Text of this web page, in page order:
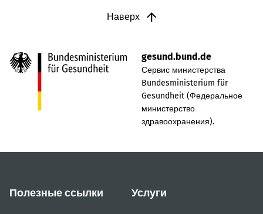
Наверх
gesund.bund.de
Сервис министерства
Bundesministerium für
Gesundheit (Федеральное
министерство
здравоохранения).
Полезные ссылки Услуги